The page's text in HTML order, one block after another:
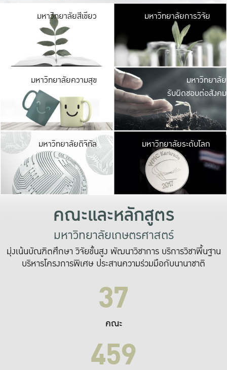
มหาวิทยาลัยสีเขียว มหาวิ
มีพื้นที่เขียวสดใส
เป็นป่าในเมือง เกษต
มหาวิทยาลัยการวิจัย
มหาวิทยาลัยความสุข มหาวิ
ค
เปิดประ
และพบเรื่องราวใ
มหาวิทยาลัย
รับผิดชอบต่อสังคม
มหาวิทยาลัยดิจิทัล มหาวิ
เปลี่ยนแปลง แล
เพื่อทำง
ระบบสารสนเทศ
มหาวิทยาลัยระดับโลก
คณะและหลักสูตร
มหาวิทยาลัยเกษตรศาสตร์
มุ่งเน้นบัณฑิตศึกษา วิจัยขั้นสูง พัฒนาวิชาการ บริการวิชาพื้นฐาน
บริหารโครงการพิเศษ ประสานความร่วมมือกับนานาชาติ
37
คณะ
459